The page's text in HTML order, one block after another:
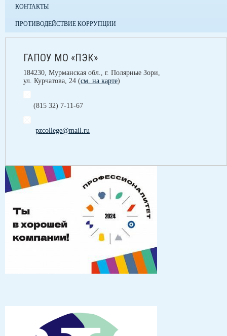
КОНТАКТЫ
ПРОТИВОДЕЙСТВИЕ КОРРУПЦИИ
ГАПОУ МО «ПЭК»
184230, Мурманская обл., г. Полярные Зори,
ул. Курчатова, 24 (см. на карте)
(815 32) 7-11-67
pzcollege@mail.ru